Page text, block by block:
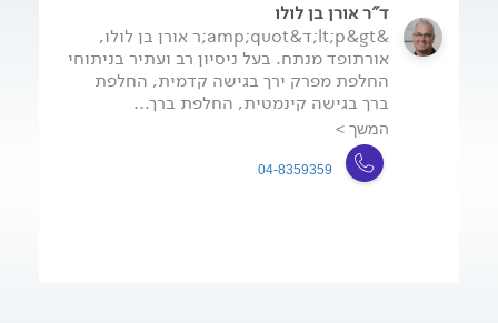
ד"ר אורן בן לולו
&lt;p&gt;ד&amp;quot;ר אורן בן לולו,
אורתופד מנתח. בעל ניסיון רב ועתיר בניתוחי
החלפת מפרק ירך בגישה קדמית, החלפת
ברך בגישה קינמטית, החלפת ברך...
המשך >
04-8359359